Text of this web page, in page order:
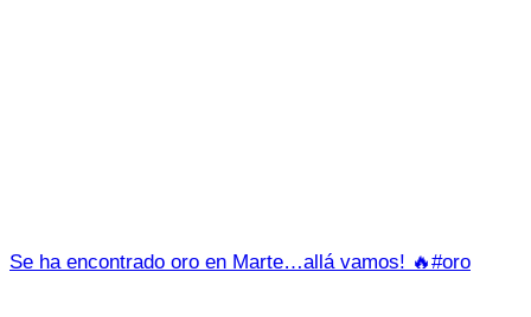
Se ha encontrado oro en Marte…allá vamos! 🔥#oro